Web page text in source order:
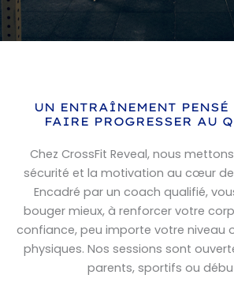
UN ENTRAÎNEMENT PENSÉ
FAIRE PROGRESSER AU
Chez CrossFit Reveal, nous
sécurité et la motivation au cœur
Encadré par un coach qualifié,
bouger mieux, à renforcer votre
confiance, peu importe votre niveau
physiques. Nos sessions sont
parents, sportifs ou